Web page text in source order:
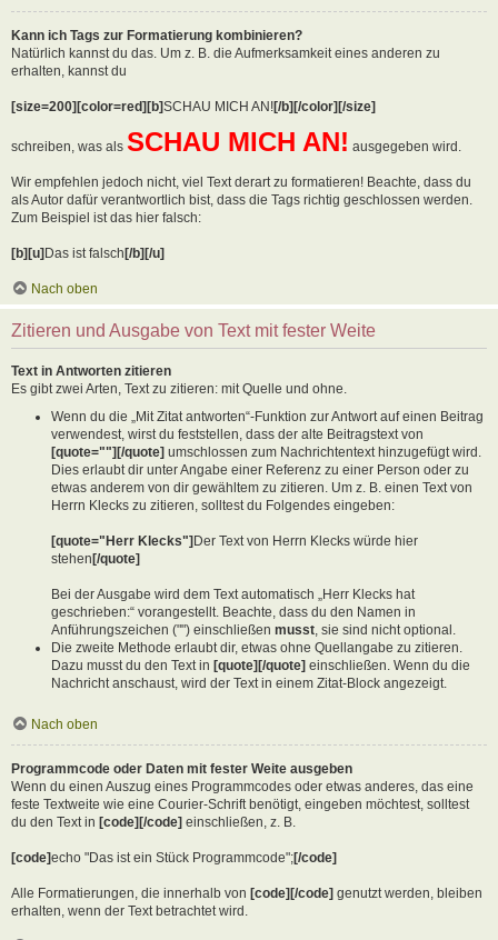
Kann ich Tags zur Formatierung kombinieren?
Natürlich kannst du das. Um z. B. die Aufmerksamkeit eines anderen zu
erhalten, kannst du
[size=200][color=red][b]SCHAU MICH AN![/b][/color][/size]
schreiben, was als SCHAU MICH AN! ausgegeben wird.
Wir empfehlen jedoch nicht, viel Text derart zu formatieren! Beachte, dass du
als Autor dafür verantwortlich bist, dass die Tags richtig geschlossen werden.
Zum Beispiel ist das hier falsch:
[b][u]Das ist falsch[/b][/u]
Nach oben
Zitieren und Ausgabe von Text mit fester Weite
Text in Antworten zitieren
Es gibt zwei Arten, Text zu zitieren: mit Quelle und ohne.
Wenn du die „Mit Zitat antworten“-Funktion zur Antwort auf einen Beitrag
verwendest, wirst du feststellen, dass der alte Beitragstext von
[quote=""][/quote] umschlossen zum Nachrichtentext hinzugefügt wird.
Dies erlaubt dir unter Angabe einer Referenz zu einer Person oder zu
etwas anderem von dir gewähltem zu zitieren. Um z. B. einen Text von
Herrn Klecks zu zitieren, solltest du Folgendes eingeben:
[quote="Herr Klecks"] Der Text von Herrn Klecks würde hier
stehen [/quote]
Bei der Ausgabe wird dem Text automatisch „Herr Klecks hat
geschrieben:“ vorangestellt. Beachte, dass du den Namen in
Anführungszeichen ("") einschließen musst, sie sind nicht optional.
Die zweite Methode erlaubt dir, etwas ohne Quellangabe zu zitieren.
Dazu musst du den Text in [quote][/quote] einschließen. Wenn du die
Nachricht anschaust, wird der Text in einem Zitat-Block angezeigt.
Nach oben
Programmcode oder Daten mit fester Weite ausgeben
Wenn du einen Auszug eines Programmcodes oder etwas anderes, das eine
feste Textweite wie eine Courier-Schrift benötigt, eingeben möchtest, solltest
du den Text in [code][/code] einschließen, z. B.
[code]echo "Das ist ein Stück Programmcode";[/code]
Alle Formatierungen, die innerhalb von [code][/code] genutzt werden, bleiben
erhalten, wenn der Text betrachtet wird.